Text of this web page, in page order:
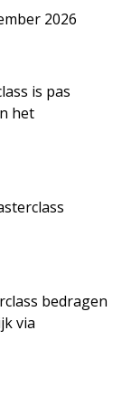
2026
is pas
het
bedragen
via